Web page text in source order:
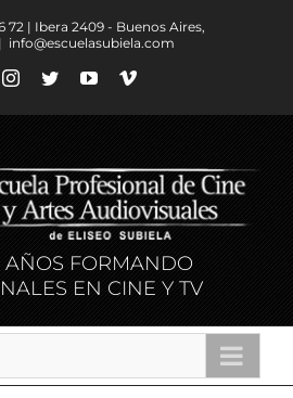
72 | Ibera 2409 - Buenos Aires,
| info@escuelasubiela.com
Instagram
TwitterYouTubeVimeo
AÑOS FORMANDO
EN CINE Y TV